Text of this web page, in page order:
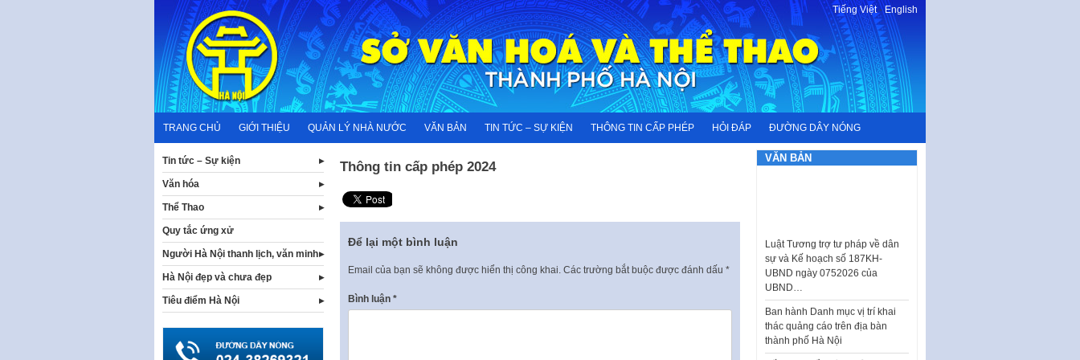
content
Tiếng Việt-English
TRANG CHỦ GIỚI THIỆU QUẢN LÝ NHÀ NƯỚC VĂN BẢN TIN TỨC – SỰ KIỆN THÔNG TIN CẤP PHÉP HỎI ĐÁP ĐƯỜNG DÂY NÓNG
Thông tin cấp phép 2024
Để lại một bình luận
Email của bạn sẽ không được hiển thị công khai. Các trường bắt buộc được đánh dấu *
Bình luận *
Tin tức – Sự kiện
Văn hóa
Thể Thao
Quy tắc ứng xử
Người Hà Nội thanh lịch, văn minh
Hà Nội đẹp và chưa đẹp
Tiêu điểm Hà Nội
VĂN BẢN
sự và Kế hoạch số 187KH-
UBND ngày 0752026 của
UBND…
Ban hành Danh mục vị trí khai
thác quảng cáo trên địa bàn
thành phố Hà Nội
Kế hoạch Tổ chức Cuộc thi